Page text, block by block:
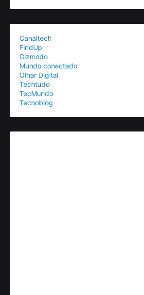
Canaltech
FindUp
Gizmodo
Mundo conectado
Olhar Digital
Techtudo
TecMundo
Tecnoblog